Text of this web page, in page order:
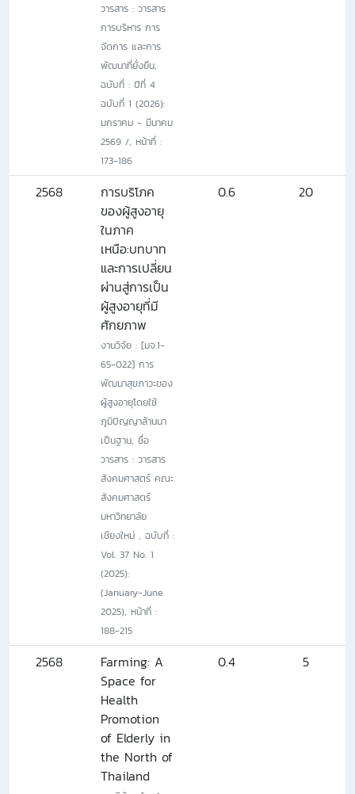
วารสาร : วารสาร
การบริหาร การ
จัดการ และการ
พัฒนาที่ยั่งยืน,
ฉบับที่ : ปีที่ 4
ฉบับที่ 1 (2026):
มกราคม - มีนาคม
2569 /, หน้าที่ :
173-186
2568
การบริโภค
ของผู้สูงอายุ
ในภาค
เหนือ:บทบาท
และการเปลี่ยน
ผ่านสู่การเป็น
ผู้สูงอายุที่มี
ศักยภาพ
งานวิจัย : [มจ.1-
65-022] การ
พัฒนาสุขภาวะของ
ผู้สูงอายุโดยใช้
ภูมิปัญญาล้านนา
เป็นฐาน, ชื่อ
วารสาร : วารสาร
สังคมศาสตร์ คณะ
สังคมศาสตร์
มหาวิทยาลัย
เชียงใหม่ , ฉบับที่ :
Vol. 37 No. 1
(2025):
(January-June
2025), หน้าที่ :
188-215
0.6 20
2568
Farming: A
Space for
Health
Promotion
of Elderly in
the North of
Thailand
0.4 5